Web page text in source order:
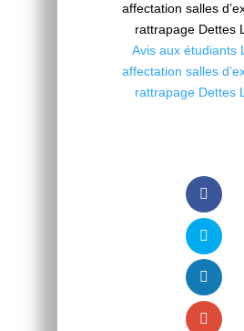
affectation salles
rattrapage Dettes
Avis aux étudiants
affectation salles
rattrapage Dettes